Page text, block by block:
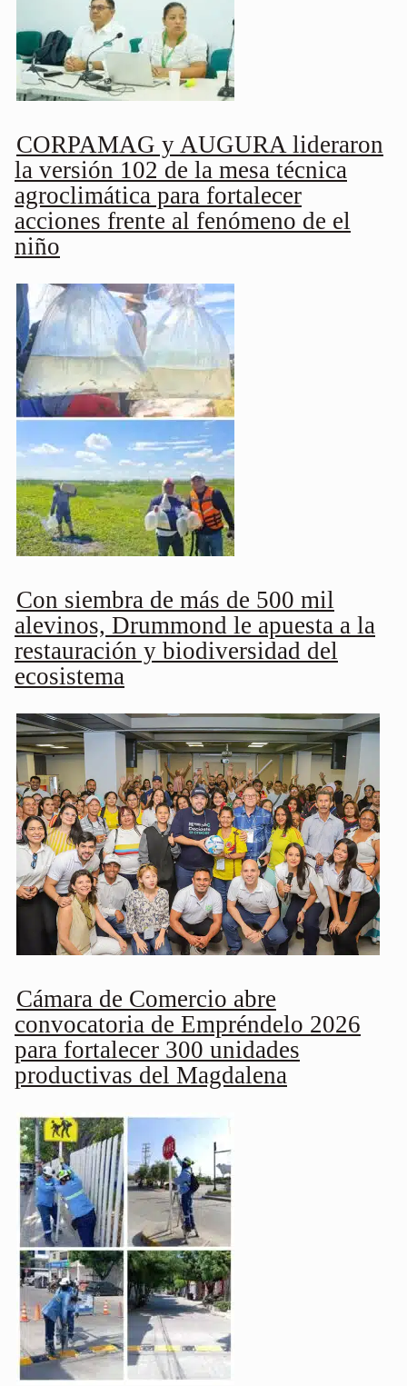
CORPAMAG y AUGURA lideraron
la versión 102 de la mesa técnica
agroclimática para fortalecer
acciones frente al fenómeno de el
niño
Con siembra de más de 500 mil
alevinos, Drummond le apuesta a la
restauración y biodiversidad del
ecosistema
Cámara de Comercio abre
convocatoria de Empréndelo 2026
para fortalecer 300 unidades
productivas del Magdalena